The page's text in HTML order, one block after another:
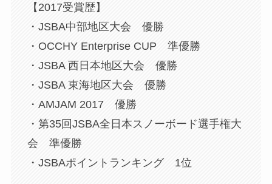
【2017受賞歴】
・JSBA中部地区大会 優勝
・OCCHY Enterprise CUP 準優勝
・JSBA 西日本地区大会 優勝
・JSBA 東海地区大会 優勝
・AMJAM 2017 優勝
・第35回JSBA全日本スノーボード選手権大
会 準優勝
・JSBAポイントランキング 1位